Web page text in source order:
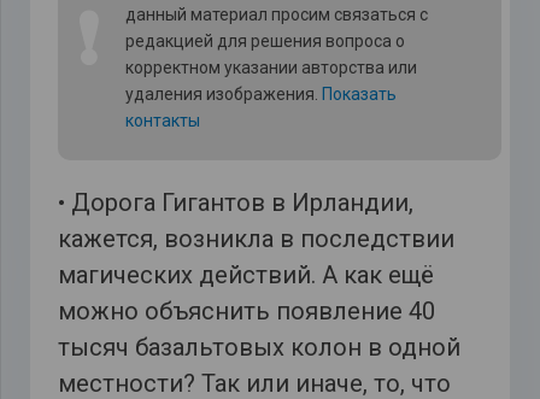
данный материал просим связаться с
редакцией для решения вопроса о
корректном указании авторства или
удаления изображения. Показать
контакты
• Дорога Гигантов в Ирландии,
кажется, возникла в последствии
магических действий. А как ещё
можно объяснить появление 40
тысяч базальтовых колон в одной
местности? Так или иначе, то, что